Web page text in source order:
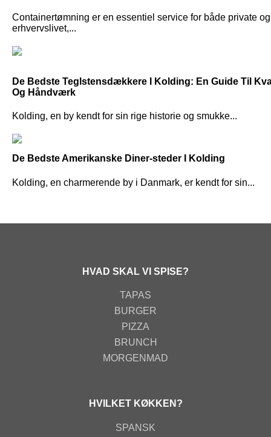
Containertømning er en essentiel service for både private og
erhvervslivet,...
De Bedste Teglstensdækkere I Kolding: En Guide Til
Og Håndværk
Kolding, en by kendt for sin rige historie og smukke...
De Bedste Amerikanske Diner-steder I Kolding
Kolding, en charmerende by i Danmark, er kendt for sin...
HVAD SKAL VI SPISE?
TAPAS
BURGER
PIZZA
BRUNCH
MORGENMAD
HVILKET KØKKEN?
SPANSK